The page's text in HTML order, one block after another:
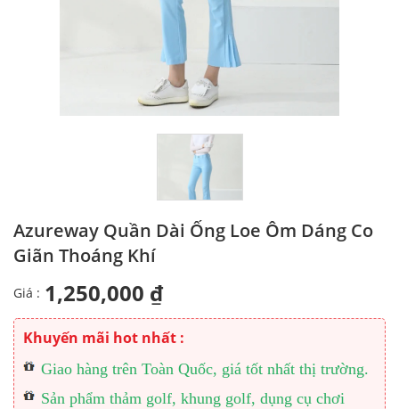
Azureway Quần Dài Ống Loe Ôm Dáng Co
Giãn Thoáng Khí
Giá : 1,250,000 ₫
Khuyến mãi hot nhất :
Giao hàng trên Toàn Quốc, giá tốt nhất thị trường.
Sản phẩm thảm golf, khung golf, dụng cụ chơi